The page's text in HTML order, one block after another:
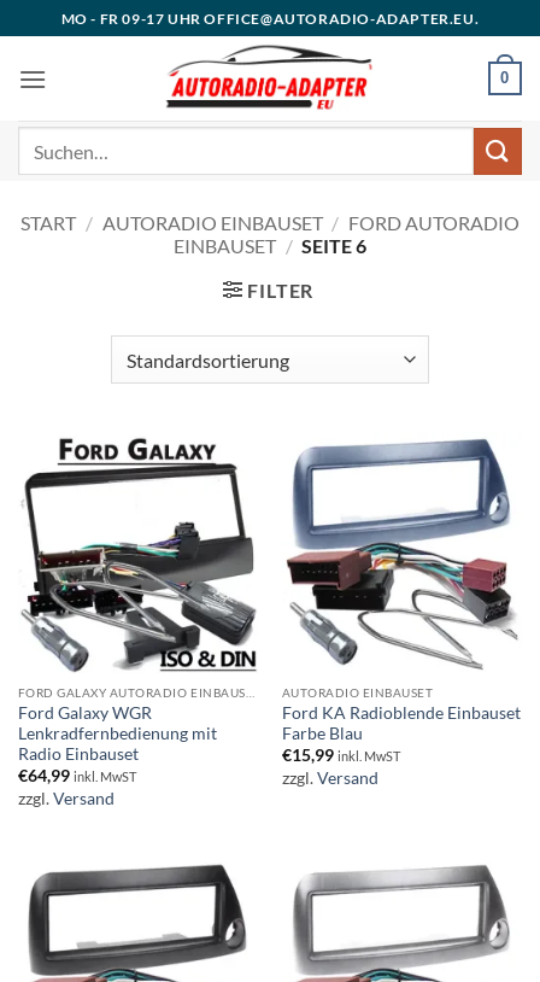
Inhalt
springen
MO - FR 09-17 UHR OFFICE@AUTORADIO-ADAPTER.EU.
0
START / AUTORADIO EINBAUSET / FORD AUTORADIO
EINBAUSET / SEITE 6
FILTER
Ford Galaxy WGR
Lenkradfernbedienung mit
Radio Einbauset
€64,99 inkl. MwST
zzgl.Versand
AUTORADIO EINBAUSET
Ford KA Radioblende Einbauset
Farbe Blau
€15,99 inkl. MwST
zzgl.Versand